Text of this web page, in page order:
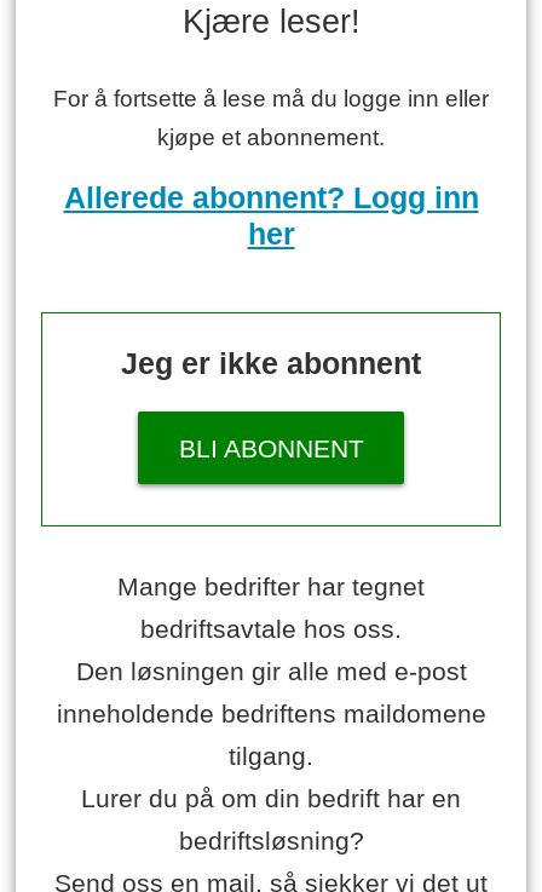
Kjære leser!
For å fortsette å lese må du logge inn eller
kjøpe et abonnement.
Allerede abonnent? Logg inn
her
Jeg er ikke abonnent
BLI ABONNENT
Mange bedrifter har tegnet
bedriftsavtale hos oss.
Den løsningen gir alle med e-post
inneholdende bedriftens maildomene
tilgang.
Lurer du på om din bedrift har en
bedriftsløsning?
Send oss en mail, så sjekker vi det ut